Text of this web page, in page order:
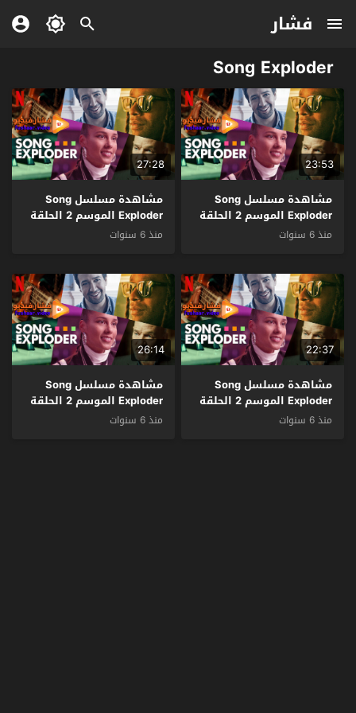
فشار
Song Exploder
23:53
مشاهدة مسلسل Song
Exploder الموسم 2 الحلقة
4 والاخيرة مترجم
منذ 6 سنوات
27:28
مشاهدة مسلسل Song
Exploder الموسم 2 الحلقة
3 مترجم
منذ 6 سنوات
22:37
مشاهدة مسلسل Song
Exploder الموسم 2 الحلقة
2 مترجم
منذ 6 سنوات
26:14
مشاهدة مسلسل Song
Exploder الموسم 2 الحلقة
1 مترجم
منذ 6 سنوات